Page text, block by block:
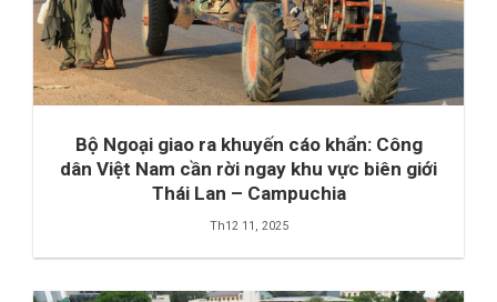
Bộ Ngoại giao ra khuyến cáo khẩn: Công
dân Việt Nam cần rời ngay khu vực biên giới
Thái Lan – Campuchia
Th12 11, 2025